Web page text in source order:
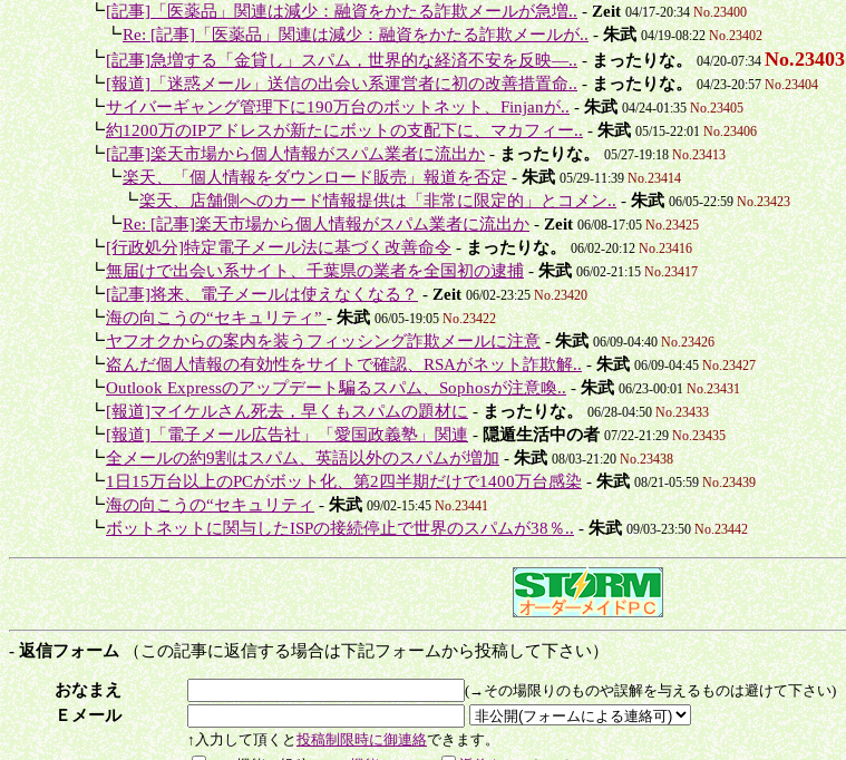
＋┗[記事]「医薬品」関連は減少：融資をかたる詐欺メールが急増..-Zeit 04/17-20:34No.23400
＋＋┗Re: [記事]「医薬品」関連は減少：融資をかたる詐欺メールが..-朱武 04/19-08:22No.23402
＋┗[記事]急増する「金貸し」スパム，世界的な経済不安を反映―..-まったりな。 04/20-07:34No.23403
＋┗[報道]「迷惑メール」送信の出会い系運営者に初の改善措置命..-まったりな。 04/23-20:57No.23404
＋┗サイバーギャング管理下に190万台のボットネット、Finjanが..-朱武 04/24-01:35No.23405
＋┗約1200万のIPアドレスが新たにボットの支配下に、マカフィー..-朱武 05/15-22:01No.23406
＋┗[記事]楽天市場から個人情報がスパム業者に流出か-まったりな。 05/27-19:18No.23413
＋＋┗楽天、「個人情報をダウンロード販売」報道を否定-朱武 05/29-11:39No.23414
＋＋＋┗楽天、店舗側へのカード情報提供は「非常に限定的」とコメン..-朱武 06/05-22:59No.23423
＋＋┗Re: [記事]楽天市場から個人情報がスパム業者に流出か-Zeit 06/08-17:05No.23425
＋┗[行政処分]特定電子メール法に基づく改善命令-まったりな。 06/02-20:12No.23416
＋┗無届けで出会い系サイト、千葉県の業者を全国初の逮捕-朱武 06/02-21:15No.23417
＋┗[記事]将来、電子メールは使えなくなる？-Zeit 06/02-23:25No.23420
＋┗海の向こうの“セキュリティ”-朱武 06/05-19:05No.23422
＋┗ヤフオクからの案内を装うフィッシング詐欺メールに注意-朱武 06/09-04:40No.23426
＋┗盗んだ個人情報の有効性をサイトで確認、RSAがネット詐欺解..-朱武 06/09-04:45No.23427
＋┗Outlook Expressのアップデート騙るスパム、Sophosが注意喚..-朱武 06/23-00:01No.23431
＋┗[報道]マイケルさん死去，早くもスパムの題材に-まったりな。 06/28-04:50No.23433
＋┗[報道]「電子メール広告社」「愛国政義塾」関連-隠遁生活中の者 07/22-21:29No.23435
＋┗全メールの約9割はスパム、英語以外のスパムが増加-朱武 08/03-21:20No.23438
＋┗1日15万台以上のPCがボット化、第2四半期だけで1400万台感染-朱武 08/21-05:59No.23439
＋┗海の向こうの“セキュリティ-朱武 09/02-15:45No.23441
＋┗ボットネットに関与したISPの接続停止で世界のスパムが38％..-朱武 09/03-23:50No.23442
- 返信フォーム（この記事に返信する場合は下記フォームから投稿して下さい）
おなまえ (→その場限りのものや誤解を与えるものは避けて下さい)
Ｅメール
↑入力して頂くと投稿制限時に御連絡できます。